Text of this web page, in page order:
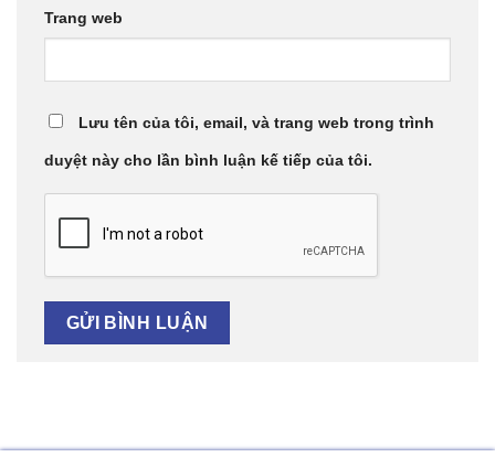
Trang web
Lưu tên của tôi, email, và trang web trong trình
duyệt này cho lần bình luận kế tiếp của tôi.